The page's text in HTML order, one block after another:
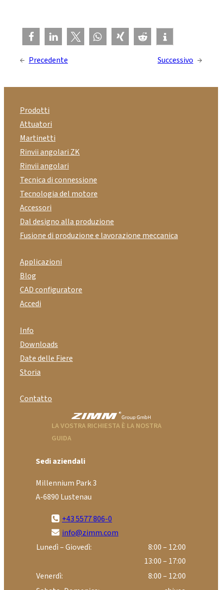
← Precedente Successivo →
Prodotti
Attuatori
Martinetti
Rinvii angolari ZK
Rinvii angolari
Tecnica di connessione
Tecnologia del motore
Accessori
Dal designo alla produzione
Fusione di produzione e lavorazione meccanica
Applicazioni
Blog
CAD configuratore
Accedi
Info
Downloads
Date delle Fiere
Storia
Contatto
LA VOSTRA RICHIESTA È LA NOSTRA
GUIDA
Sedi aziendali
Millennium Park 3
A-6890 Lustenau
+43 5577 806-0
info@zimm.com
Lunedì – Giovedì:
8:00 – 12:00
13:00 – 17:00
Venerdì:
8:00 – 12:00